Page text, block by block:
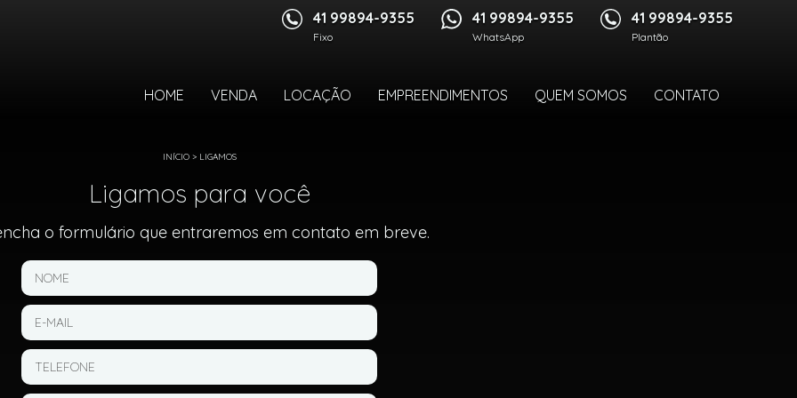
41 99894-9355
Fixo
41 99894-9355
WhatsApp
41 99894-9355
Plantão
HOME VENDA LOCAÇÃO EMPREENDIMENTOS QUEM SOMOS CONTATO
INÍCIO> LIGAMOS
Ligamos para você
o formulário que entraremos em contato em breve.